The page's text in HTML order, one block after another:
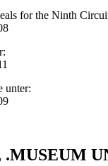
for the Ninth
unter: